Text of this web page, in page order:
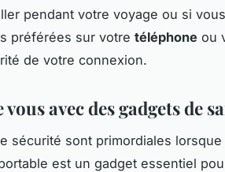
pendant votre voyage ou si
préférées sur votre téléphone ou
de votre connexion.
avec des gadgets de
sécurité sont primordiales
est un gadget essentiel